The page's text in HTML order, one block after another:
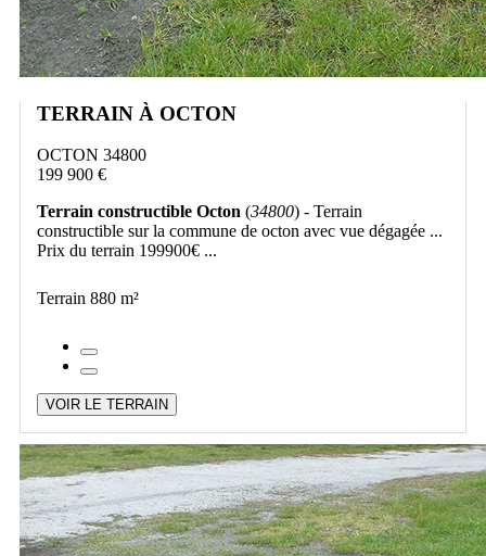
TERRAIN À OCTON
OCTON 34800
199 900 €
Terrain constructible Octon (34800) - Terrain
constructible sur la commune de octon avec vue dégagée ...
Prix du terrain 199900€ ...
Terrain 880 m²
VOIR LE TERRAIN